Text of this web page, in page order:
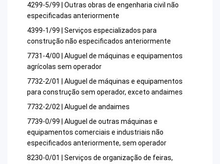
4299-5/99 | Outras obras de engenharia civil não
especificadas anteriormente
4399-1/99 | Serviços especializados para
construção não especificados anteriormente
7731-4/00 | Aluguel de máquinas e equipamentos
agrícolas sem operador
7732-2/01 | Aluguel de máquinas e equipamentos
para construção sem operador, exceto andaimes
7732-2/02 | Aluguel de andaimes
7739-0/99 | Aluguel de outras máquinas e
equipamentos comerciais e industriais não
especificados anteriormente, sem operador
8230-0/01 | Serviços de organização de feiras,